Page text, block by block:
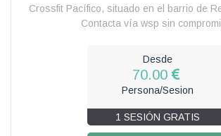
Crossfit Pacífico, situado en el barrio de
Contacta vía wsp sin
Desde
70.00
Persona/Sesion
1 SESIÓN GRATIS